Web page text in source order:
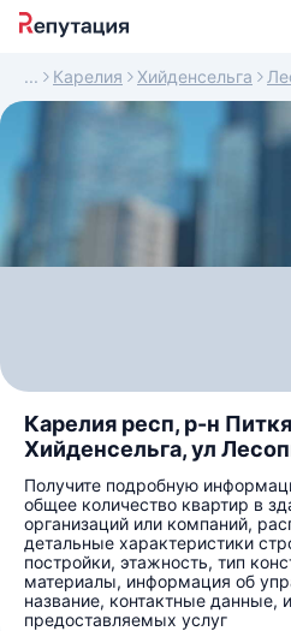
Карелия Хийденсельга
Карелия респ, р-н
Хийденсельга, ул
Получите подробную
общее количество квартир в
организаций или компаний,
детальные характеристики
постройки, этажность, тип
материалы, информация об
название, контактные данные,
предоставляемых услуг